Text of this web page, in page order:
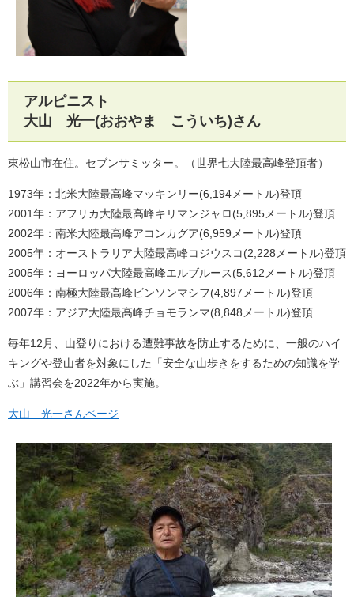
アルピニスト
大山 光一(おおやま こういち)さん
東松山市在住。セブンサミッター。（世界七大陸最高峰登頂者）
1973年：北米大陸最高峰マッキンリー(6,194メートル)登頂
2001年：アフリカ大陸最高峰キリマンジャロ(5,895メートル)登頂
2002年：南米大陸最高峰アコンカグア(6,959メートル)登頂
2005年：オーストラリア大陸最高峰コジウスコ(2,228メートル)登頂
2005年：ヨーロッパ大陸最高峰エルブルース(5,612メートル)登頂
2006年：南極大陸最高峰ビンソンマシフ(4,897メートル)登頂
2007年：アジア大陸最高峰チョモランマ(8,848メートル)登頂
毎年12月、山登りにおける遭難事故を防止するために、一般のハイ
キングや登山者を対象にした「安全な山歩きをするための知識を学
ぶ」講習会を2022年から実施。
大山 光一さんページ